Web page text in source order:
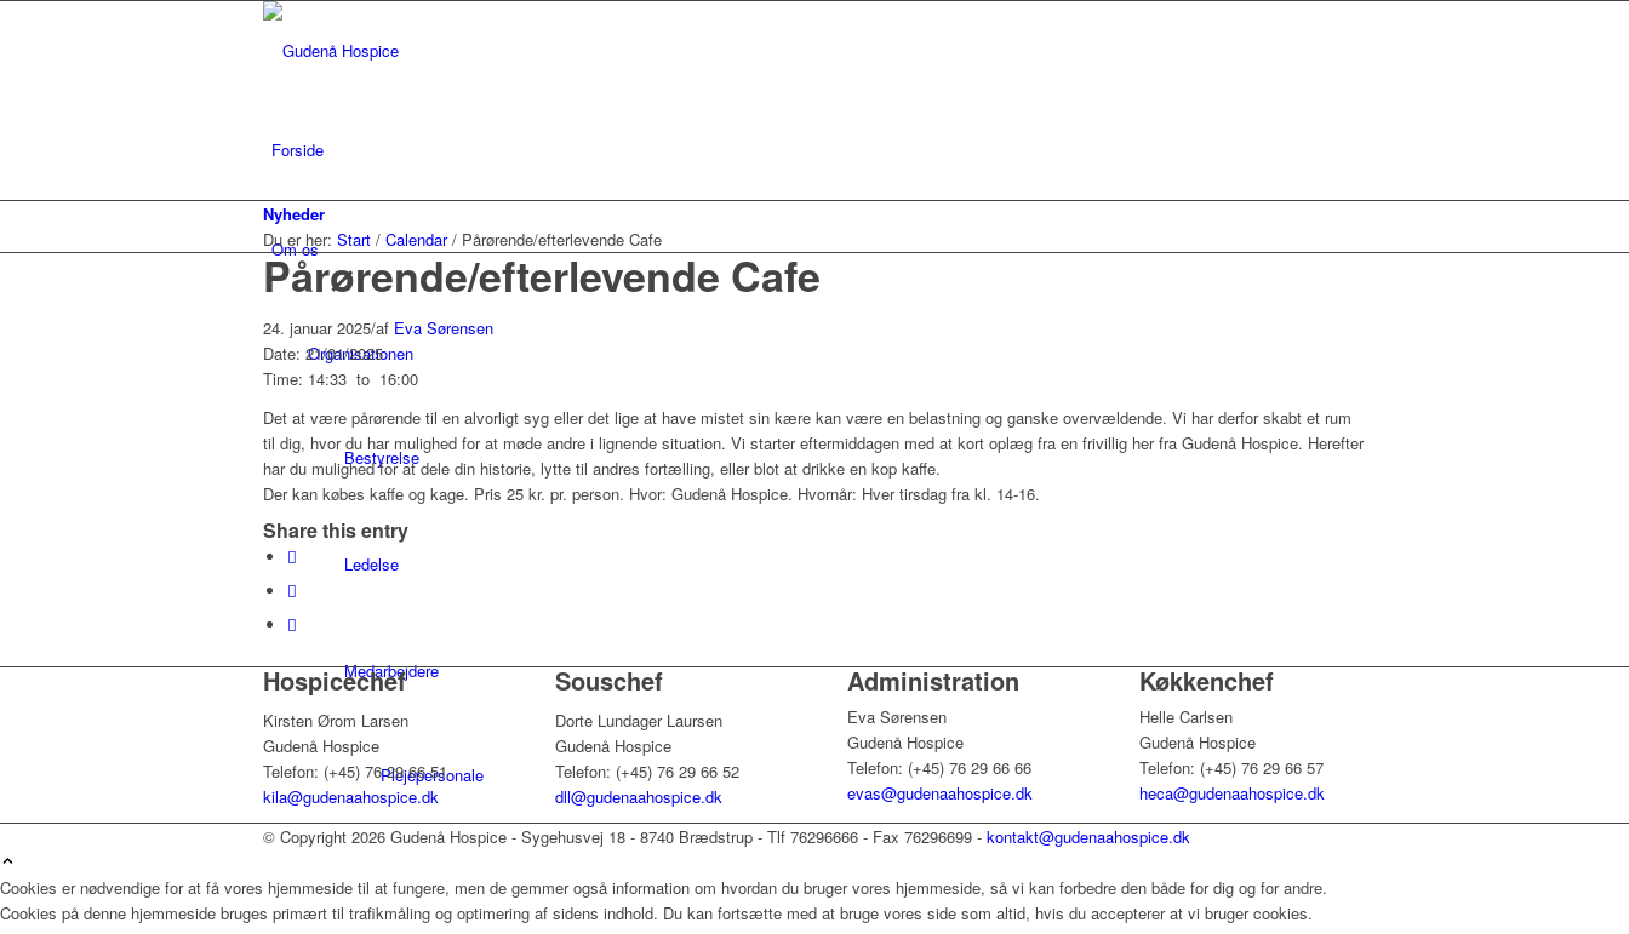
Forside
Om os
Organisationen
Bestyrelse
Ledelse
Medarbejdere
Plejepersonale
Fysioterapeuter
Nyheder
Du er her: Start / Calendar / Pårørende/efterlevende Cafe
Pårørende/efterlevende Cafe
24. januar 2025/af Eva Sørensen
Date: 21/01/2025
Time: 14:33 to 16:00
Det at være pårørende til en alvorligt syg eller det lige at have mistet sin kære kan være en belastning og ganske overvældende. Vi har derfor skabt et rum
til dig, hvor du har mulighed for at møde andre i lignende situation. Vi starter eftermiddagen med at kort oplæg fra en frivillig her fra Gudenå Hospice. Herefter
har du mulighed for at dele din historie, lytte til andres fortælling, eller blot at drikke en kop kaffe.
Der kan købes kaffe og kage. Pris 25 kr. pr. person. Hvor: Gudenå Hospice. Hvornår: Hver tirsdag fra kl. 14-16.
Share this entry
Hospicechef
Kirsten Ørom Larsen
Gudenå Hospice
Telefon: (+45) 76 29 66 51
kila@gudenaahospice.dk
Souschef
Dorte Lundager Laursen
Gudenå Hospice
Telefon: (+45) 76 29 66 52
dll@gudenaahospice.dk
Administration
Eva Sørensen
Gudenå Hospice
Telefon: (+45) 76 29 66 66
evas@gudenaahospice.dk
Køkkenchef
Helle Carlsen
Gudenå Hospice
Telefon: (+45) 76 29 66 57
heca@gudenaahospice.dk
© Copyright 2026 Gudenå Hospice - Sygehusvej 18 - 8740 Brædstrup - Tlf 76296666 - Fax 76296699 - kontakt@gudenaahospice.dk
Cookies er nødvendige for at få vores hjemmeside til at fungere, men de gemmer også information om hvordan du bruger vores hjemmeside, så vi kan forbedre den både for dig og for andre.
Cookies på denne hjemmeside bruges primært til trafikmåling og optimering af sidens indhold. Du kan fortsætte med at bruge vores side som altid, hvis du accepterer at vi bruger cookies.